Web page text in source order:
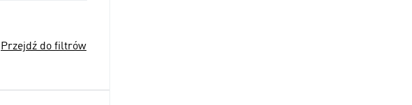
Przejdź do filtrów